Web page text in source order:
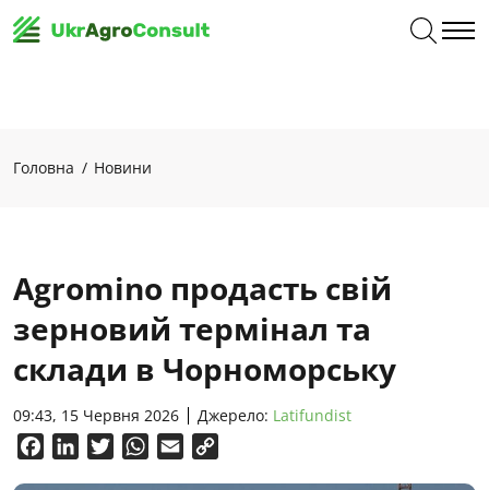
Головна Новини
Agromino продасть свій
зерновий термінал та
склади в Чорноморську
09:43, 15 Червня 2026 Джерело: Latifundist
FacebookLinkedInTwitterWhatsApp
Email